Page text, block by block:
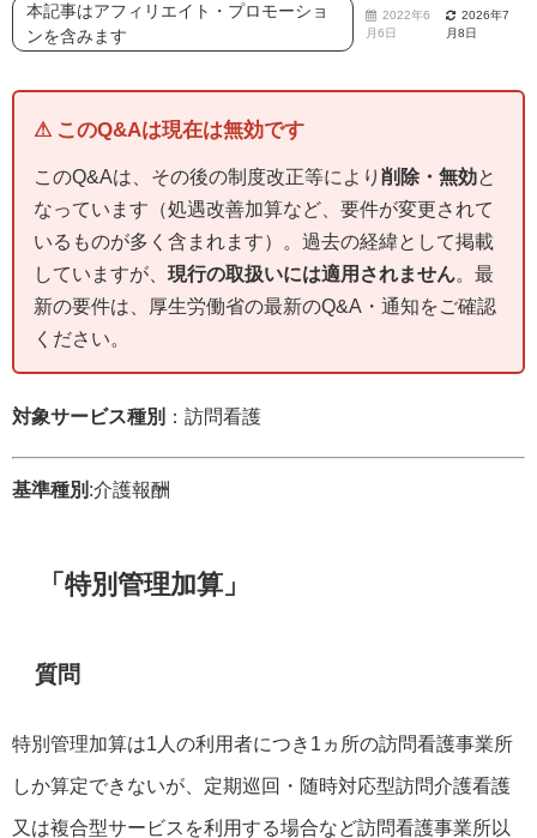
本記事はアフィリエイト・プロモーショ
ンを含みます
2022年6
月6日
2026年7
月8日
⚠ このQ&Aは現在は無効です
このQ&Aは、その後の制度改正等により 削除・無効と
なっています（処遇改善加算など、要件が変更されて
いるものが多く含まれます）。過去の経緯として掲載
していますが、 現行の取扱いには適用されません 。最
新の要件は、厚生労働省の最新のQ&A・通知をご確認
ください。
対象サービス種別 ：訪問看護
基準種別 :介護報酬
「特別管理加算」
質問
特別管理加算は1人の利用者につき1ヵ所の訪問看護事業所
しか算定できないが、定期巡回・随時対応型訪問介護看護
又は複合型サービスを利用する場合など訪問看護事業所以